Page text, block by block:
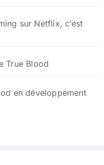
sur Netflix, c’est
True Blood
en développement